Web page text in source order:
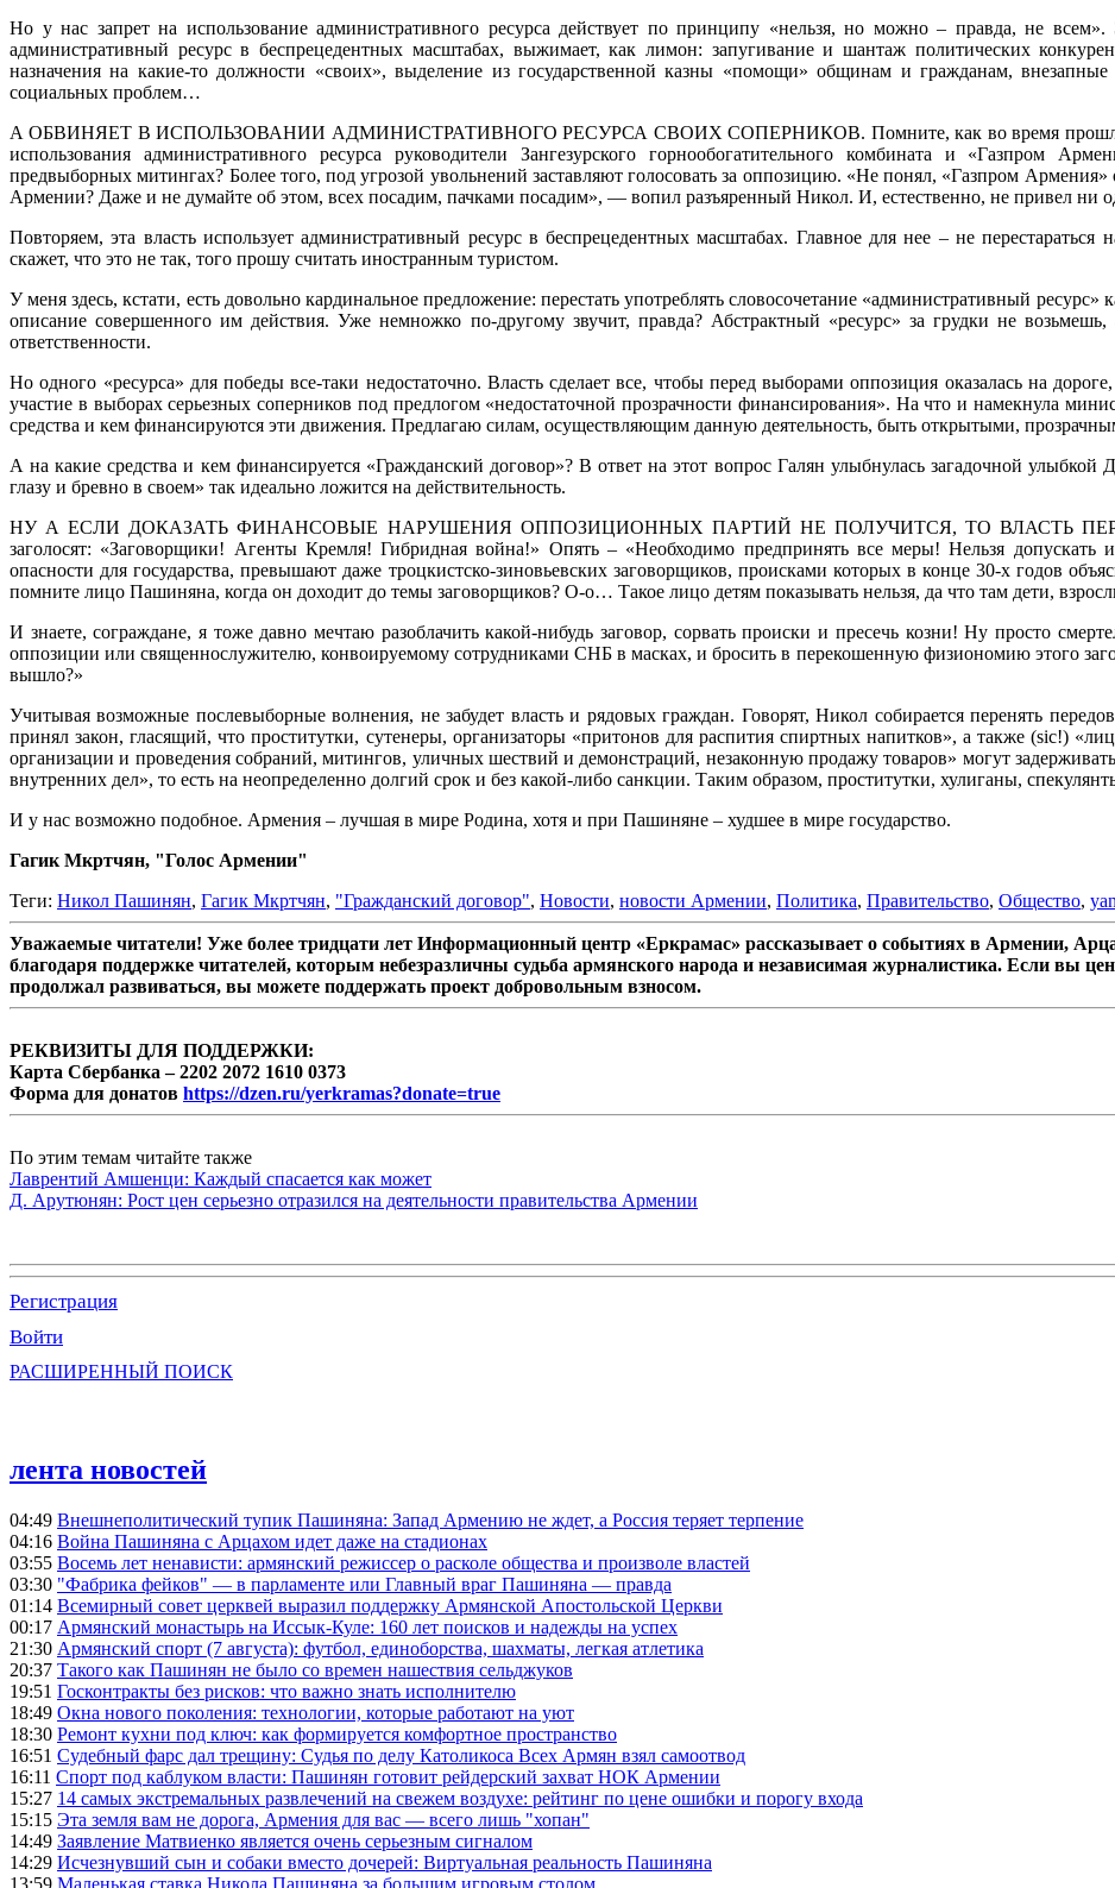
Но у нас запрет на использование административного ресурса действует по принципу «нельзя, но можно – правда, не
административный ресурс в беспрецедентных масштабах, выжимает, как лимон: запугивание и шантаж политических
назначения на какие-то должности «своих», выделение из государственной казны «помощи» общинам и гражданам,
социальных проблем…
А ОБВИНЯЕТ В ИСПОЛЬЗОВАНИИ АДМИНИСТРАТИВНОГО РЕСУРСА СВОИХ СОПЕРНИКОВ. Помните, как во время прошлых
использования административного ресурса руководители Зангезурского горнообогатительного комбината и «Газпром
предвыборных митингах? Более того, под угрозой увольнений заставляют голосовать за оппозицию. «Не понял, «Газпром Армения»
Армении? Даже и не думайте об этом, всех посадим, пачками посадим», — вопил разъяренный Никол. И, естественно, не привел ни
Повторяем, эта власть использует административный ресурс в беспрецедентных масштабах. Главное для нее – не
скажет, что это не так, того прошу считать иностранным туристом.
У меня здесь, кстати, есть довольно кардинальное предложение: перестать употреблять словосочетание «административный
описание совершенного им действия. Уже немножко по-другому звучит, правда? Абстрактный «ресурс» за грудки не возьмешь,
ответственности.
Но одного «ресурса» для победы все-таки недостаточно. Власть сделает все, чтобы перед выборами оппозиция оказалась на
участие в выборах серьезных соперников под предлогом «недостаточной прозрачности финансирования». На что и намекнула
средства и кем финансируются эти движения. Предлагаю силам, осуществляющим данную деятельность, быть открытыми,
А на какие средства и кем финансируется «Гражданский договор»? В ответ на этот вопрос Галян улыбнулась загадочной
глазу и бревно в своем» так идеально ложится на действительность.
НУ А ЕСЛИ ДОКАЗАТЬ ФИНАНСОВЫЕ НАРУШЕНИЯ ОППОЗИЦИОННЫХ ПАРТИЙ НЕ ПОЛУЧИТСЯ, ТО ВЛАСТЬ
заголосят: «Заговорщики! Агенты Кремля! Гибридная война!» Опять – «Необходимо предпринять все меры! Нельзя
опасности для государства, превышают даже троцкистско-зиновьевских заговорщиков, происками которых в конце 30-х годов
помните лицо Пашиняна, когда он доходит до темы заговорщиков? О-о… Такое лицо детям показывать нельзя, да что там дети,
И знаете, сограждане, я тоже давно мечтаю разоблачить какой-нибудь заговор, сорвать происки и пресечь козни! Ну просто
оппозиции или священнослужителю, конвоируемому сотрудниками СНБ в масках, и бросить в перекошенную физиономию этого
вышло?»
Учитывая возможные послевыборные волнения, не забудет власть и рядовых граждан. Говорят, Никол собирается перенять
принял закон, гласящий, что проститутки, сутенеры, организаторы «притонов для распития спиртных напитков», а также (sic!)
организации и проведения собраний, митингов, уличных шествий и демонстраций, незаконную продажу товаров» могут
внутренних дел», то есть на неопределенно долгий срок и без какой-либо санкции. Таким образом, проститутки, хулиганы,
И у нас возможно подобное. Армения – лучшая в мире Родина, хотя и при Пашиняне – худшее в мире государство.
Гагик Мкртчян, "Голос Армении"
Теги: Никол Пашинян, Гагик Мкртчян, "Гражданский договор", Новости, новости Армении, Политика, Правительство, Общество,
Уважаемые читатели! Уже более тридцати лет Информационный центр «Еркрамас» рассказывает о событиях в Армении,
благодаря поддержке читателей, которым небезразличны судьба армянского народа и независимая журналистика. Если вы
продолжал развиваться, вы можете поддержать проект добровольным взносом.
РЕКВИЗИТЫ ДЛЯ ПОДДЕРЖКИ:
Карта Сбербанка – 2202 2072 1610 0373
Форма для донатов https://dzen.ru/yerkramas?donate=true
По этим темам читайте также
Лаврентий Амшенци: Каждый спасается как может
Д. Арутюнян: Рост цен серьезно отразился на деятельности правительства Армении
Регистрация
Войти
РАСШИРЕННЫЙ ПОИСК
лента новостей
04:49 Внешнеполитический тупик Пашиняна: Запад Армению не ждет, а Россия теряет терпение
04:16 Война Пашиняна с Арцахом идет даже на стадионах
03:55 Восемь лет ненависти: армянский режиссер о расколе общества и произволе властей
03:30 "Фабрика фейков" — в парламенте или Главный враг Пашиняна — правда
01:14 Всемирный совет церквей выразил поддержку Армянской Апостольской Церкви
00:17 Армянский монастырь на Иссык-Куле: 160 лет поисков и надежды на успех
21:30 Армянский спорт (7 августа): футбол, единоборства, шахматы, легкая атлетика
20:37 Такого как Пашинян не было со времен нашествия сельджуков
19:51 Госконтракты без рисков: что важно знать исполнителю
18:49 Окна нового поколения: технологии, которые работают на уют
18:30 Ремонт кухни под ключ: как формируется комфортное пространство
16:51 Судебный фарс дал трещину: Судья по делу Католикоса Всех Армян взял самоотвод
16:11 Спорт под каблуком власти: Пашинян готовит рейдерский захват НОК Армении
15:27 14 самых экстремальных развлечений на свежем воздухе: рейтинг по цене ошибки и порогу входа
15:15 Эта земля вам не дорога, Армения для вас — всего лишь "хопан"
14:49 Заявление Матвиенко является очень серьезным сигналом
14:29 Исчезнувший сын и собаки вместо дочерей: Виртуальная реальность Пашиняна
13:59 Маленькая ставка Никола Пашиняна за большим игровым столом